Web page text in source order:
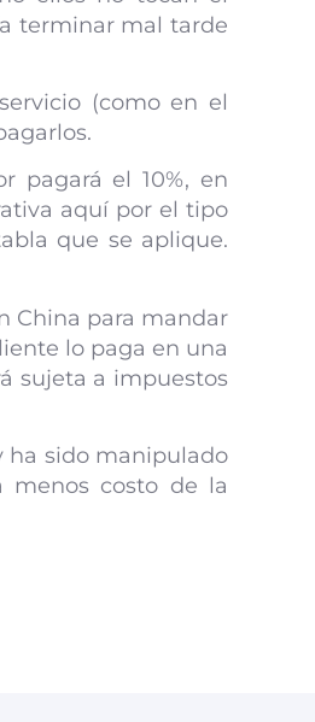
terminar mal tarde
(como en el
pagará el 10%, en
aquí por el tipo
que se aplique.
China para mandar
lo paga en una
sujeta a impuestos
ha sido manipulado
menos costo de la